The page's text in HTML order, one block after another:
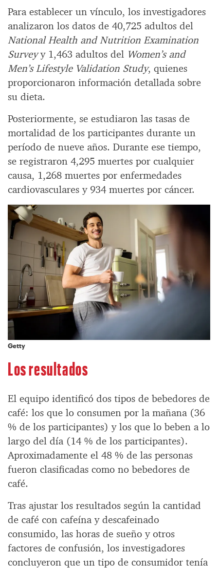
Para establecer un vínculo, los investigadores
analizaron los datos de 40,725 adultos del
National Health and Nutrition Examination
Surveyy 1,463 adultos del Women’s and
Men’s Lifestyle Validation Study, quienes
proporcionaron información detallada sobre
su dieta.
Posteriormente, se estudiaron las tasas de
mortalidad de los participantes durante un
período de nueve años. Durante ese tiempo,
se registraron 4,295 muertes por cualquier
causa, 1,268 muertes por enfermedades
cardiovasculares y 934 muertes por cáncer.
Getty
Los resultados
El equipo identificó dos tipos de bebedores de
café: los que lo consumen por la mañana (36
% de los participantes) y los que lo beben a lo
largo del día (14 % de los participantes).
Aproximadamente el 48 % de las personas
fueron clasificadas como no bebedores de
café.
Tras ajustar los resultados según la cantidad
de café con cafeína y descafeinado
consumido, las horas de sueño y otros
factores de confusión, los investigadores
concluyeron que un tipo de consumidor tenía